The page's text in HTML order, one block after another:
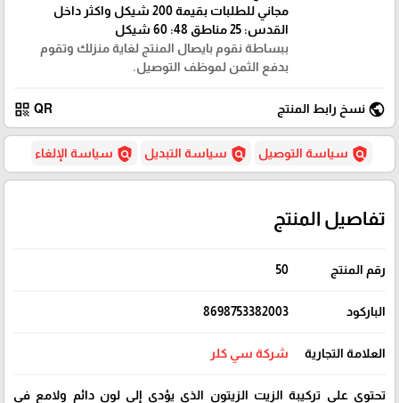
مجاني للطلبات بقيمة 200 شيكل واكثر داخل
القدس: 25 مناطق 48: 60 شيكل
ببساطة نقوم بايصال المنتج لغاية منزلك وتقوم
بدفع الثمن لموظف التوصيل.
public نسخ رابط المنتج QR
qr_code
policy سياسة التوصيل policy سياسة التبديل policy سياسة الإلغاء
تفاصيل المنتج
رقم المنتج 50
الباركود 8698753382003
العلامة التجارية شركة سي كلر
تحتوي على تركيبة الزيت الزيتون الذي يؤدي إلى لون دائم ولامع في